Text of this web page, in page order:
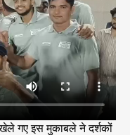
गए इस मुकाबले ने दर्शकों